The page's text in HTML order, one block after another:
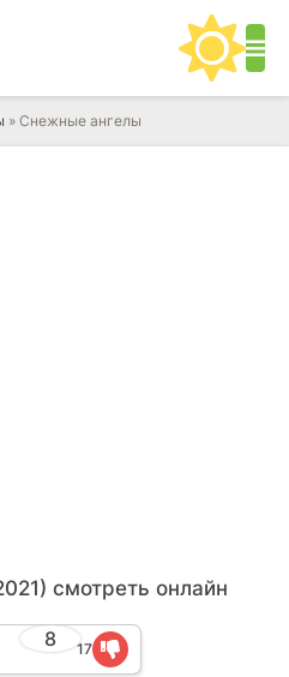
» Снежные ангелы
смотреть онлайн
8 17